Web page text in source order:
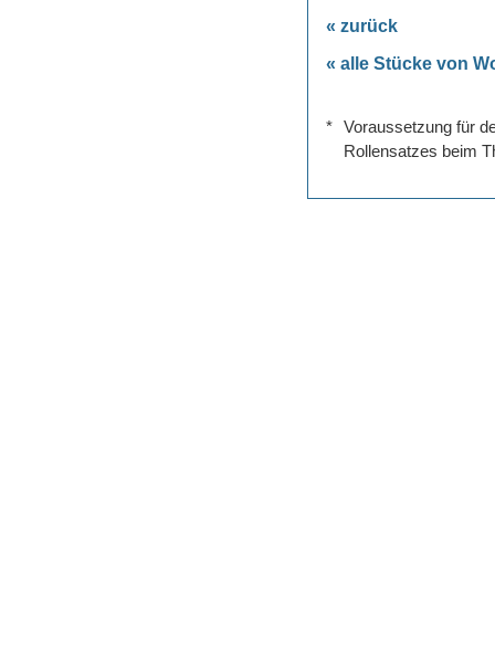
« zurück
« alle Stücke von
*
Voraussetzung für
Rollensatzes beim